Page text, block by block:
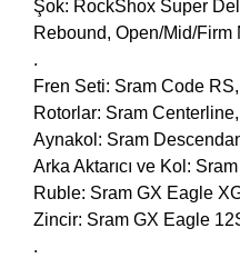
Şok: RockShox Super
Rebound, Open/Mid/Firm
.
Fren Seti: Sram Code
Rotorlar: Sram
Aynakol: Sram
Arka Aktarıcı ve Kol:
Ruble: Sram GX Eagle
Zincir: Sram GX Eagle
.